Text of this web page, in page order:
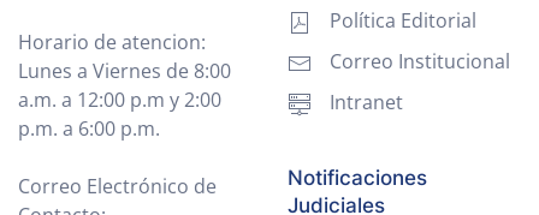
Horario de atencion:
Lunes a Viernes de 8:00
a.m. a 12:00 p.m y 2:00
p.m. a 6:00 p.m.
Correo Electrónico de
Política Editorial
Correo Institucional
Intranet
Notificaciones
Judiciales